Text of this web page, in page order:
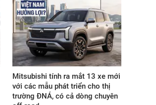
Mitsubishi tính ra mắt 13 xe mới
với các mẫu phát triển cho thị
trường ĐNÁ, có cả dòng chuyên